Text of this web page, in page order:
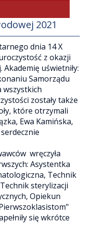
2021
dnia 14 X
z okazji
uświetniły:
Samorządu
wszystkich
zostały także
które otrzymali
Ewa Kamińska,
wręczyła
Asystentka
Technik
sterylizacji
Opiekun
się wkrótce